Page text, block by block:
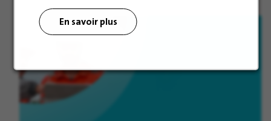
En savoir plus